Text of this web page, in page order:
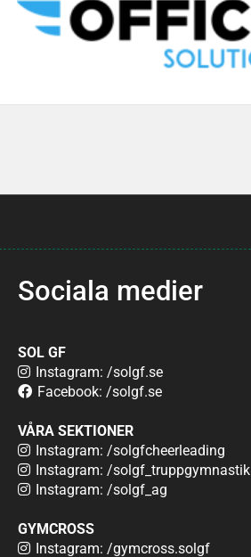
Sociala medier
SOL GF
Instagram: /solgf.se
Facebook: /solgf.se
VÅRA SEKTIONER
Instagram: /solgfcheerleading
Instagram: /solgf_truppgymnastik
Instagram: /solgf_ag
GYMCROSS
Instagram: /gymcross.solgf